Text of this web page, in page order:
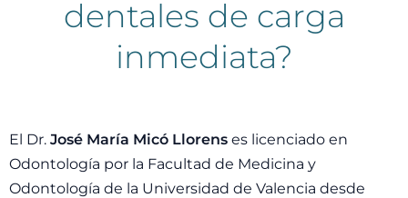
dentales de carga
inmediata?
El Dr. José María Micó Llorens es licenciado en
Odontología por la Facultad de Medicina y
Odontología de la Universidad de Valencia desde